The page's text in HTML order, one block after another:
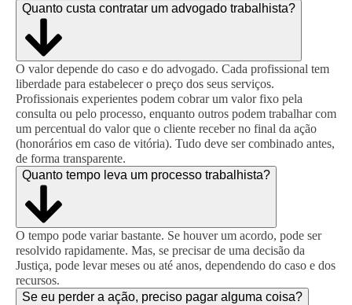
Quanto custa contratar um advogado trabalhista?
O valor depende do caso e do advogado. Cada profissional tem
liberdade para estabelecer o preço dos seus serviços.
Profissionais experientes podem cobrar um valor fixo pela
consulta ou pelo processo, enquanto outros podem trabalhar com
um percentual do valor que o cliente receber no final da ação
(honorários em caso de vitória). Tudo deve ser combinado antes,
de forma transparente.
Quanto tempo leva um processo trabalhista?
O tempo pode variar bastante. Se houver um acordo, pode ser
resolvido rapidamente. Mas, se precisar de uma decisão da
Justiça, pode levar meses ou até anos, dependendo do caso e dos
recursos.
Se eu perder a ação, preciso pagar alguma coisa?